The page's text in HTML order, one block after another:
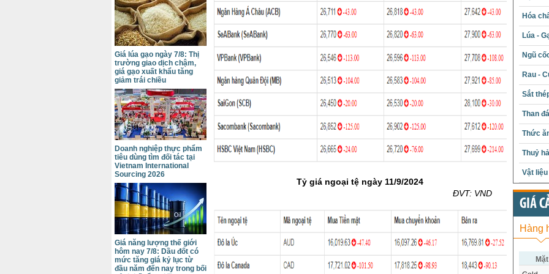
Tỷ giá ngoại tệ ngày 11/9/2024
ĐVT: VND
Giá lúa gạo ngày 7/8: Thị
trường giao dịch chậm,
giá gạo xuất khẩu tăng
giảm trái chiều
Doanh nghiệp thực phẩm
tiêu dùng tìm đối tác tại
Vietnam International
Sourcing 2026
Giá năng lượng thế giới
hôm nay 7/8: Dầu đốt có
mức tăng giá kỷ lục từ
đầu năm đến nay trong bối
Hóa
Lúa -
Ngũ
Rau -
Sắt
Than đá
Thức
Thuỷ
Vật
GIÁ
Hàng